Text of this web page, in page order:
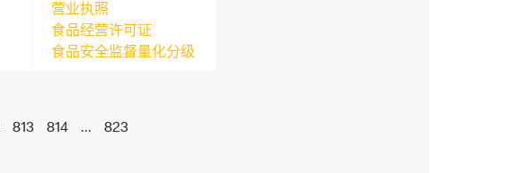
营业执照
食品经营许可证
食品安全监督量化分级
813 814 ... 823